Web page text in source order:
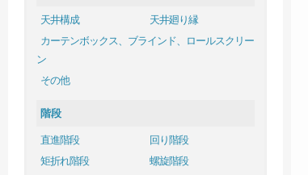
天井構成
天井廻り縁
カーテンボックス、ブラインド、ロールスクリー
ン
その他
階段
直進階段
回り階段
矩折れ階段
螺旋階段